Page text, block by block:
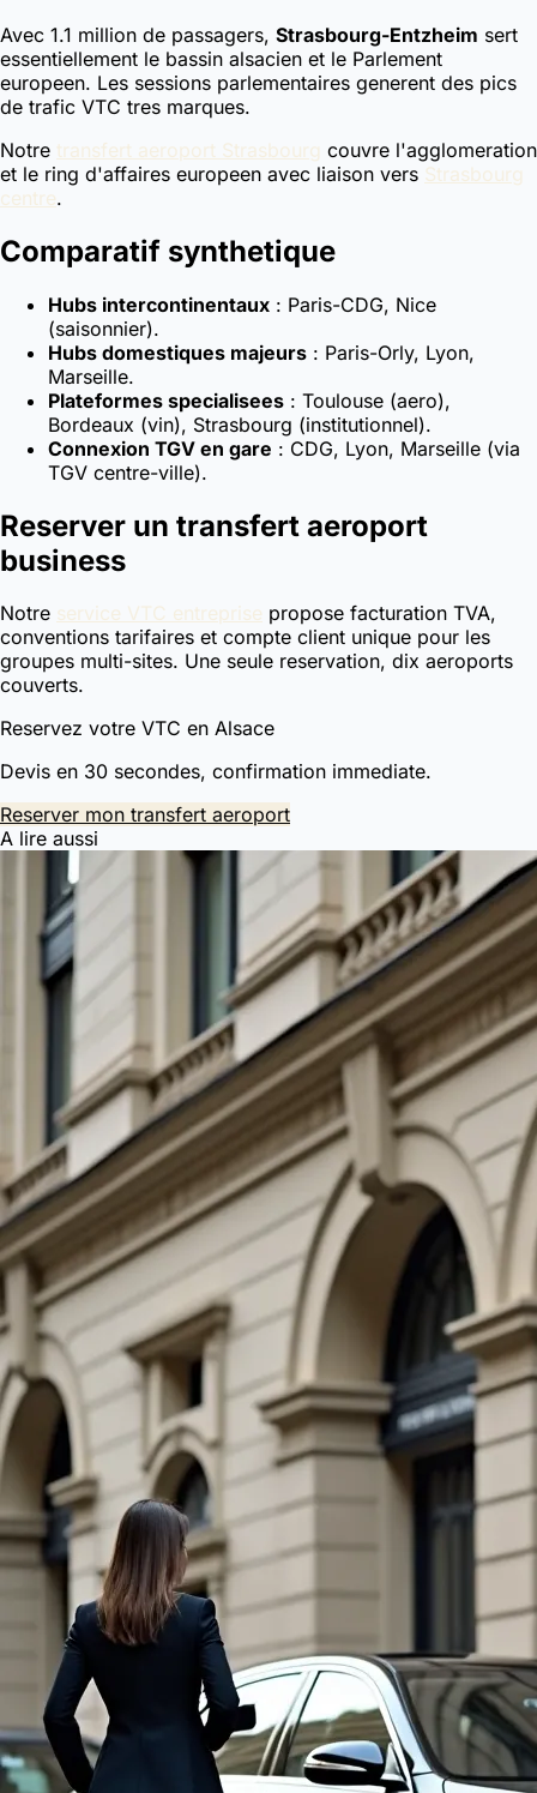
Avec 1.1 million de passagers, Strasbourg-Entzheim sert
essentiellement le bassin alsacien et le Parlement
europeen. Les sessions parlementaires generent des pics
de trafic VTC tres marques.
Notre transfert aeroport Strasbourg couvre l'agglomeration
et le ring d'affaires europeen avec liaison vers Strasbourg
centre.
Comparatif synthetique
Hubs intercontinentaux : Paris-CDG, Nice
(saisonnier).
Hubs domestiques majeurs : Paris-Orly, Lyon,
Marseille.
Plateformes specialisees : Toulouse (aero),
Bordeaux (vin), Strasbourg (institutionnel).
Connexion TGV en gare : CDG, Lyon, Marseille (via
TGV centre-ville).
Reserver un transfert aeroport
business
Notre service VTC entreprise propose facturation TVA,
conventions tarifaires et compte client unique pour les
groupes multi-sites. Une seule reservation, dix aeroports
couverts.
Reservez votre VTC en Alsace
Devis en 30 secondes, confirmation immediate.
Reserver mon transfert aeroport
A lire aussi